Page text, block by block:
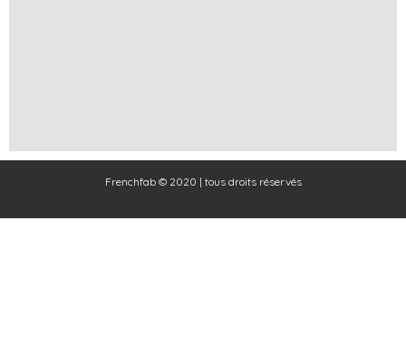
Frenchfab © 2020 | tous droits réservés